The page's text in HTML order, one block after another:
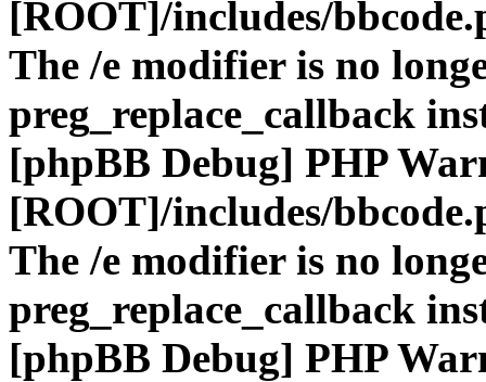
[ROOT]/includes/
The /e modifier is no
preg_replace_callback
[phpBB Debug] PHP
[ROOT]/includes/
The /e modifier is no
preg_replace_callback
[phpBB Debug] PHP